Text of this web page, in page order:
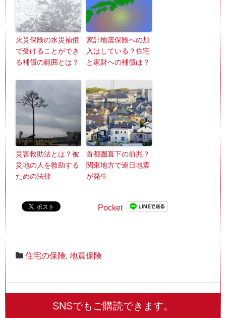
火災保険の水災補償
で受けることができ
る補償の範囲とは？
家計地震保険への加
入はしている？住宅
と家財への補償は？
災害救助法とは？被
災地の人を救助する
ための法律
首都圏直下の前兆？
関東地方で連日地震
が発生
Pocket
住宅の保険, 地震保険
SNSでもご購読できます。